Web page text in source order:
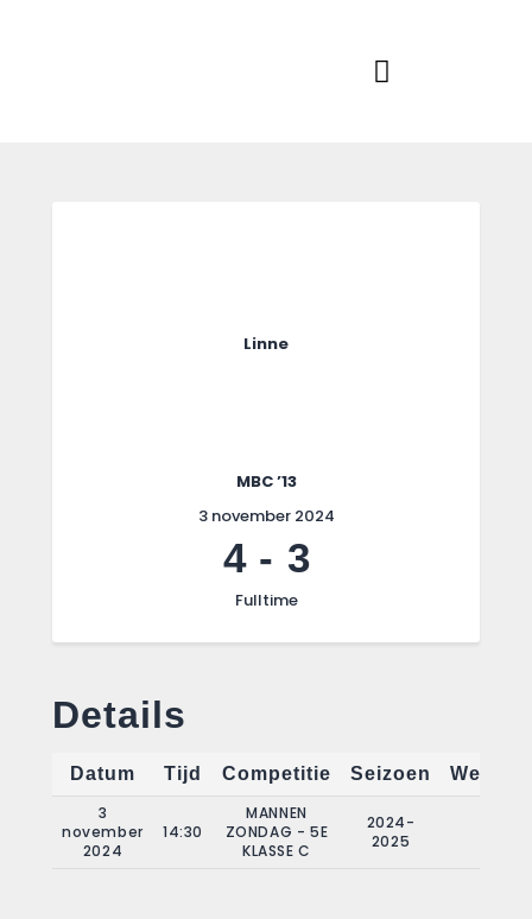
Linne
MBC ’13
3 november 2024
4- 3
Fulltime
Details
Datum Tijd Competitie Seizoen
3
november
2024
14:30
MANNEN
ZONDAG - 5E
KLASSE C
2024-
2025